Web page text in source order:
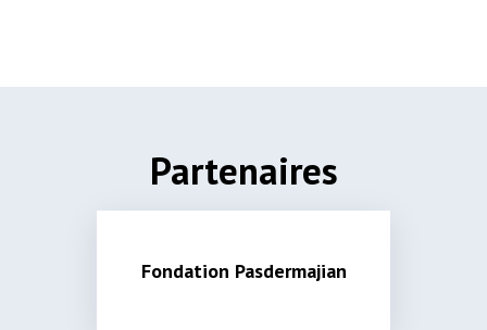
Partenaires
Fondation Pasdermajian